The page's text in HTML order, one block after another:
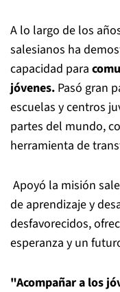
A lo largo de los
salesianos ha
capacidad para
jóvenes. Pasó gran
escuelas y centros
partes del mundo,
herramienta de
Apoyó la misión
de aprendizaje y
desfavorecidos,
esperanza y un
"Acompañar a los